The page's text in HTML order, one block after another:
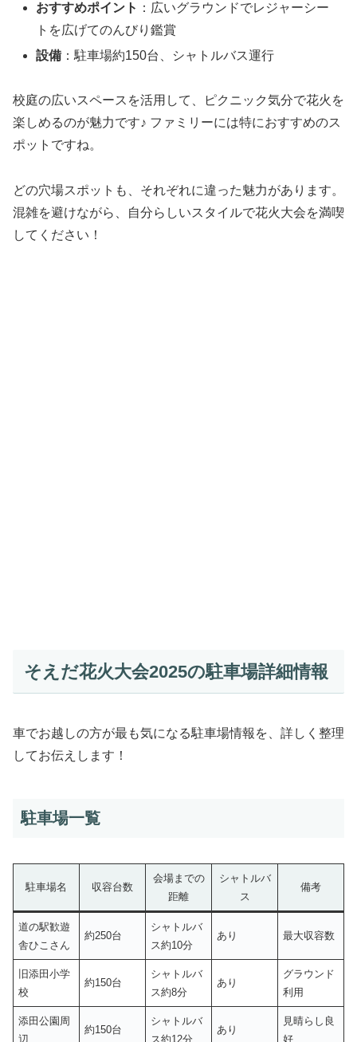
おすすめポイント ：広いグラウンドでレジャーシー
トを広げてのんびり鑑賞
設備 ：駐車場約150台、シャトルバス運行
校庭の広いスペースを活用して、ピクニック気分で花火を
楽しめるのが魅力です♪ ファミリーには特におすすめのス
ポットですね。
どの穴場スポットも、それぞれに違った魅力があります。
混雑を避けながら、自分らしいスタイルで花火大会を満喫
してください！
そえだ花火大会2025の駐車場詳細情報
車でお越しの方が最も気になる駐車場情報を、詳しく整理
してお伝えします！
駐車場一覧
駐車場名 収容台数
会場までの
距離
シャトルバ
ス
備考
道の駅歓遊
舎ひこさん
約250台
シャトルバ
ス約10分
あり 最大収容数
旧添田小学
校
約150台
シャトルバ
ス約8分
あり
グラウンド
利用
添田公園周
辺
約150台
シャトルバ
ス約12分
あり
見晴らし良
好